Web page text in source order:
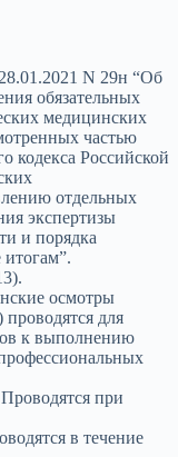
N 29н “Об
обязательных
медицинских
частью
кодекса Российской
отдельных
экспертизы
и порядка
осмотры
для
к выполнению
Проводятся при
в течение